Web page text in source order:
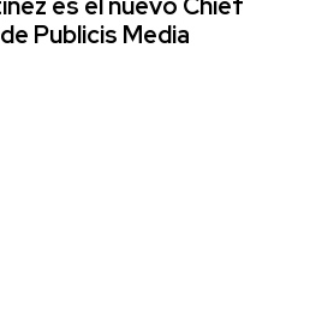
Publicis Media